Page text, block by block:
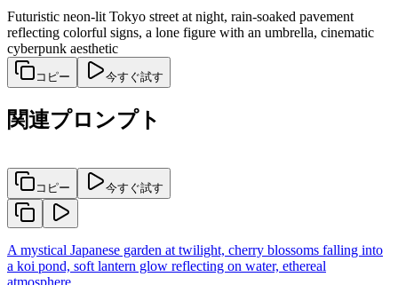
Futuristic neon-lit Tokyo street at night, rain-soaked pavement
reflecting colorful signs, a lone figure with an umbrella, cinematic
cyberpunk aesthetic
コピー 今すぐ試す
関連プロンプト
コピー 今すぐ試す
A mystical Japanese garden at twilight, cherry blossoms falling into
a koi pond, soft lantern glow reflecting on water, ethereal
atmosphere